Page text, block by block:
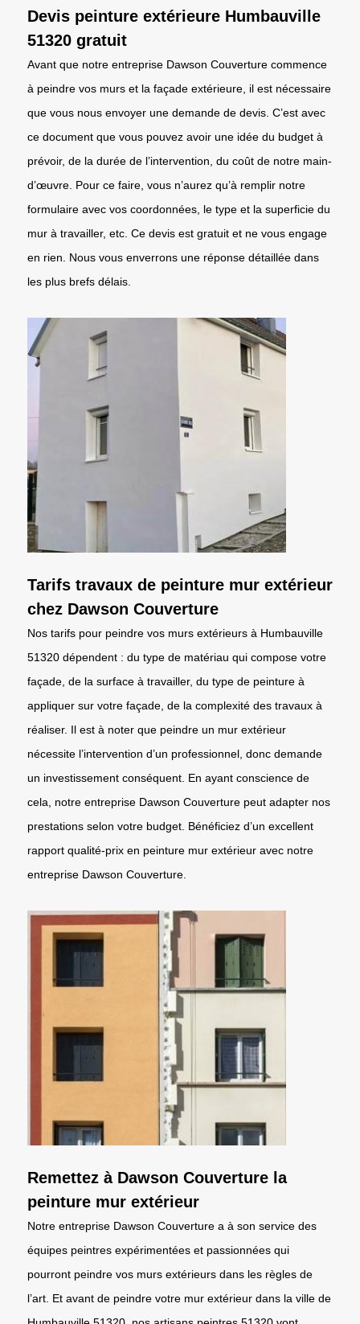
Devis peinture extérieure Humbauville
51320 gratuit
Avant que notre entreprise Dawson Couverture commence
à peindre vos murs et la façade extérieure, il est nécessaire
que vous nous envoyer une demande de devis. C’est avec
ce document que vous pouvez avoir une idée du budget à
prévoir, de la durée de l’intervention, du coût de notre main-
d’œuvre. Pour ce faire, vous n’aurez qu’à remplir notre
formulaire avec vos coordonnées, le type et la superficie du
mur à travailler, etc. Ce devis est gratuit et ne vous engage
en rien. Nous vous enverrons une réponse détaillée dans
les plus brefs délais.
Tarifs travaux de peinture mur extérieur
chez Dawson Couverture
Nos tarifs pour peindre vos murs extérieurs à Humbauville
51320 dépendent : du type de matériau qui compose votre
façade, de la surface à travailler, du type de peinture à
appliquer sur votre façade, de la complexité des travaux à
réaliser. Il est à noter que peindre un mur extérieur
nécessite l’intervention d’un professionnel, donc demande
un investissement conséquent. En ayant conscience de
cela, notre entreprise Dawson Couverture peut adapter nos
prestations selon votre budget. Bénéficiez d’un excellent
rapport qualité-prix en peinture mur extérieur avec notre
entreprise Dawson Couverture.
Remettez à Dawson Couverture la
peinture mur extérieur
Notre entreprise Dawson Couverture a à son service des
équipes peintres expérimentées et passionnées qui
pourront peindre vos murs extérieurs dans les règles de
l’art. Et avant de peindre votre mur extérieur dans la ville de